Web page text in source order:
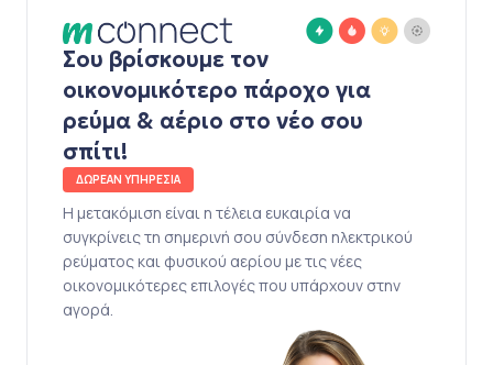
Σου βρίσκουμε τον
οικονομικότερο πάροχο για
ρεύμα & αέριο στο νέο σου
σπίτι!
ΔΩΡΕΑΝ ΥΠΗΡΕΣΙΑ
Η μετακόμιση είναι η τέλεια ευκαιρία να
συγκρίνεις τη σημερινή σου σύνδεση ηλεκτρικού
ρεύματος και φυσικού αερίου με τις νέες
οικονομικότερες επιλογές που υπάρχουν στην
αγορά.